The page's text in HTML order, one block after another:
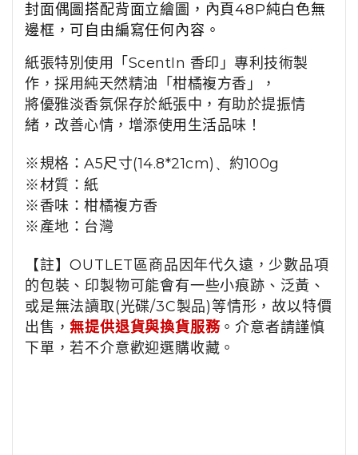
封面偶圖搭配背面立繪圖，內頁48P純白色無
邊框，可自由編寫任何內容。
紙張特別使用「ScentIn 香印」專利技術製
作，採用純天然精油「柑橘複方香」，
將優雅淡香氛保存於紙張中， 有助於提振情
緒，改善心情，增添使用生活品味！
※規格： A5尺寸(14.8*21cm)、 約100g
※材質： 紙
※香味：柑橘複方香
※產地： 台灣
【註】OUTLET區商品因年代久遠，少數品項
的包裝、印製物可能會有一些小痕跡、泛黃、
或是無法讀取(光碟/3C製品)等情形，故以特價
出售，無提供退貨與換貨服務。介意者請謹慎
下單，若不介意歡迎選購收藏。